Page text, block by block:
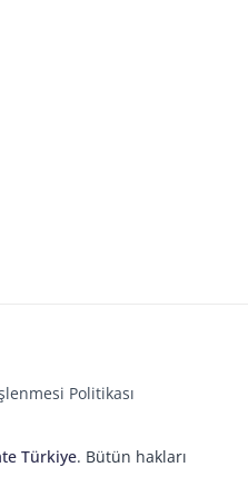
Politikası
Türkiye. Bütün hakları